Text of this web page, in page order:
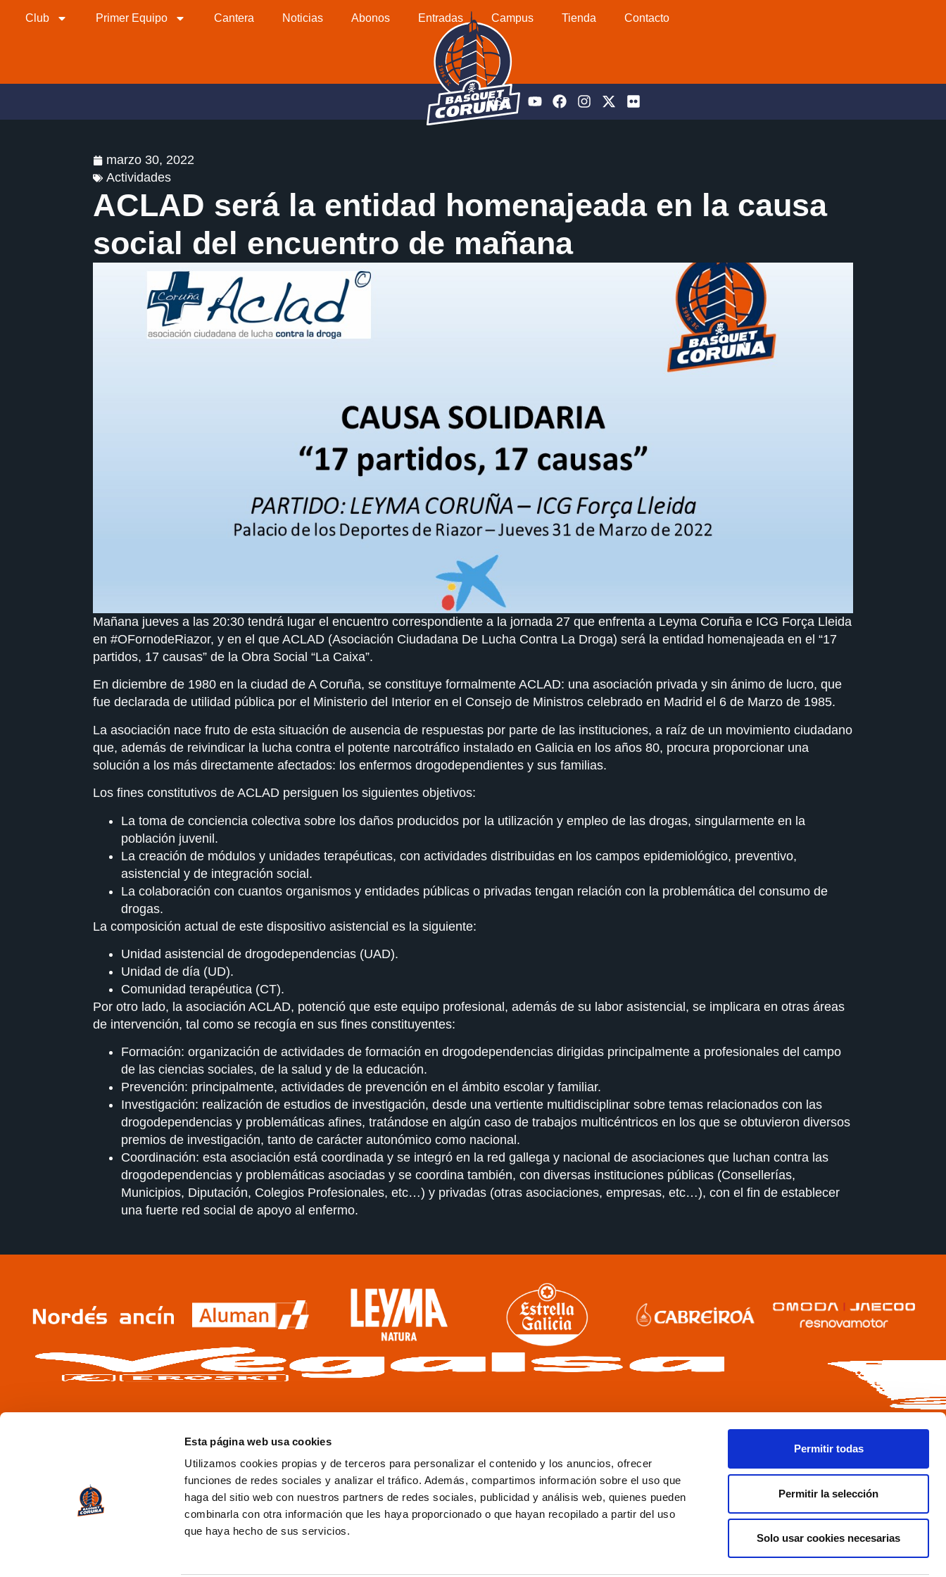
Esta página web usa cookies
Utilizamos cookies propias y de terceros para personalizar el contenido y los anuncios, ofrecer
funciones de redes sociales y analizar el tráfico. Además, compartimos información sobre el uso que
haga del sitio web con nuestros partners de redes sociales, publicidad y análisis web, quienes pueden
combinarla con otra información que les haya proporcionado o que hayan recopilado a partir del uso
que haya hecho de sus servicios.
Permitir todas
Permitir la selección
Solo usar cookies necesarias
Club Primer Equipo Cantera Noticias Abonos Entradas Campus Tienda Contacto
ESP
marzo 30, 2022
Actividades
ACLAD será la entidad homenajeada en la causa
social del encuentro de mañana
Mañana jueves a las 20:30 tendrá lugar el encuentro correspondiente a la jornada 27 que enfrenta a Leyma Coruña e ICG Força Lleida
en #OFornodeRiazor, y en el que ACLAD (Asociación Ciudadana De Lucha Contra La Droga) será la entidad homenajeada en el “17
partidos, 17 causas” de la Obra Social “La Caixa”.
En diciembre de 1980 en la ciudad de A Coruña, se constituye formalmente ACLAD: una asociación privada y sin ánimo de lucro, que
fue declarada de utilidad pública por el Ministerio del Interior en el Consejo de Ministros celebrado en Madrid el 6 de Marzo de 1985.
La asociación nace fruto de esta situación de ausencia de respuestas por parte de las instituciones, a raíz de un movimiento ciudadano
que, además de reivindicar la lucha contra el potente narcotráfico instalado en Galicia en los años 80, procura proporcionar una
solución a los más directamente afectados: los enfermos drogodependientes y sus familias.
Los fines constitutivos de ACLAD persiguen los siguientes objetivos:
La toma de conciencia colectiva sobre los daños producidos por la utilización y empleo de las drogas, singularmente en la
población juvenil.
La creación de módulos y unidades terapéuticas, con actividades distribuidas en los campos epidemiológico, preventivo,
asistencial y de integración social.
La colaboración con cuantos organismos y entidades públicas o privadas tengan relación con la problemática del consumo de
drogas.
La composición actual de este dispositivo asistencial es la siguiente:
Unidad asistencial de drogodependencias (UAD).
Unidad de día (UD).
Comunidad terapéutica (CT).
Por otro lado, la asociación ACLAD, potenció que este equipo profesional, además de su labor asistencial, se implicara en otras áreas
de intervención, tal como se recogía en sus fines constituyentes:
Formación: organización de actividades de formación en drogodependencias dirigidas principalmente a profesionales del campo
de las ciencias sociales, de la salud y de la educación.
Prevención: principalmente, actividades de prevención en el ámbito escolar y familiar.
Investigación: realización de estudios de investigación, desde una vertiente multidisciplinar sobre temas relacionados con las
drogodependencias y problemáticas afines, tratándose en algún caso de trabajos multicéntricos en los que se obtuvieron diversos
premios de investigación, tanto de carácter autonómico como nacional.
Coordinación: esta asociación está coordinada y se integró en la red gallega y nacional de asociaciones que luchan contra las
drogodependencias y problemáticas asociadas y se coordina también, con diversas instituciones públicas (Consellerías,
Municipios, Diputación, Colegios Profesionales, etc…) y privadas (otras asociaciones, empresas, etc…), con el fin de establecer
una fuerte red social de apoyo al enfermo.